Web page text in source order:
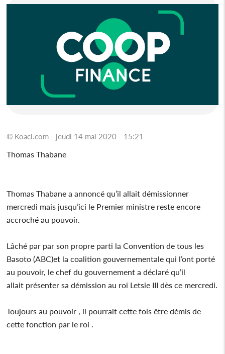
© Koaci.com - jeudi 14 mai 2020 - 15:21
Thomas Thabane
Thomas Thabane a annoncé qu’il allait démissionner
mercredi mais jusqu’ici le Premier ministre reste encore
accroché au pouvoir.
Lâché par par son propre parti la Convention de tous les
Basoto (ABC)et la coalition gouvernementale qui l’ont porté
au pouvoir, le chef du gouvernement a déclaré qu’il
allait présenter sa démission au roi Letsie III dès ce mercredi.
Toujours au pouvoir , il pourrait cette fois être démis de
cette fonction par le roi .